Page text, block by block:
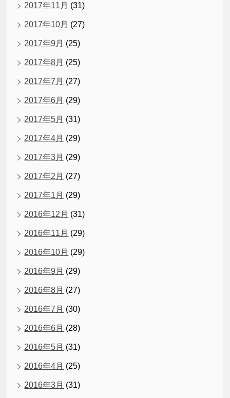
2017年11月 (31)
2017年10月 (27)
2017年9月 (25)
2017年8月 (25)
2017年7月 (27)
2017年6月 (29)
2017年5月 (31)
2017年4月 (29)
2017年3月 (29)
2017年2月 (27)
2017年1月 (29)
2016年12月 (31)
2016年11月 (29)
2016年10月 (29)
2016年9月 (29)
2016年8月 (27)
2016年7月 (30)
2016年6月 (28)
2016年5月 (31)
2016年4月 (25)
2016年3月 (31)